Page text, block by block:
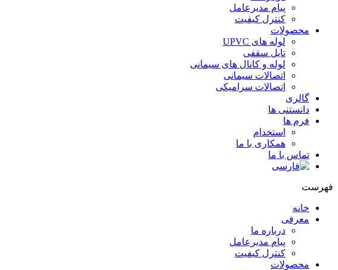
پیام مدیرعامل
کنترل کیفیت
محصولات
لوله های UPVC
تایل سقفی
لوله و کانال های سیمانی
اتصالات سیمانی
اتصالات سرامیکی
گالری
دانستنی ها
فرم ها
استخدام
همکاری با ما
تماس با ما
فهرست
خانه
معرفی
درباره ما
پیام مدیرعامل
کنترل کیفیت
محصولات